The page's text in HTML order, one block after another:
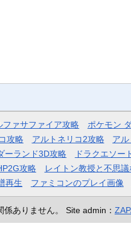
ァサファイア攻略 ポケモン
攻略 アルトネリコ2攻略 ア
ーランド3D攻略 ドラクエソー
攻略 レイトン教授と不思
再生 ファミコンのプレイ画像
ありません。 Site admin：